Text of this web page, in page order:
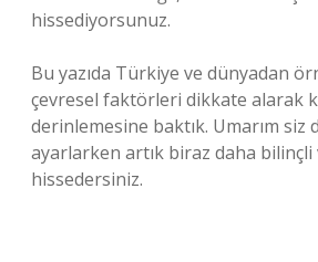
hissediyorsunuz.
Bu yazıda Türkiye ve dünyadan
çevresel faktörleri dikkate alarak
derinlemesine baktık. Umarım siz
ayarlarken artık biraz daha bilinçli
hissedersiniz.